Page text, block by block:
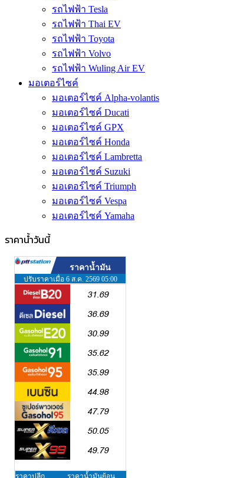
รถไฟฟ้า Tesla
รถไฟฟ้า Thai EV
รถไฟฟ้า Toyota
รถไฟฟ้า Volvo
รถไฟฟ้า Wuling Air EV
มอเตอร์ไซค์
มอเตอร์ไซค์ Alpha-volantis
มอเตอร์ไซค์ Ducati
มอเตอร์ไซค์ GPX
มอเตอร์ไซค์ Honda
มอเตอร์ไซค์ Lambretta
มอเตอร์ไซค์ Suzuki
มอเตอร์ไซค์ Triumph
มอเตอร์ไซค์ Vespa
มอเตอร์ไซค์ Yamaha
ราคาน้ำวันนี้